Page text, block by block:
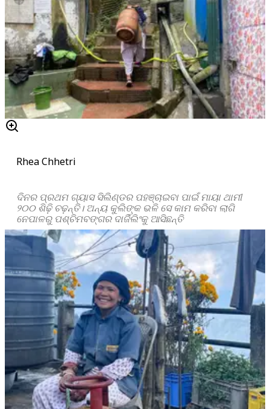
Rhea Chhetri
ଦିନର ପ୍ରଥମ ଗ୍ୟାସ ସିଲିଣ୍ଡର ପହଞ୍ଚାଇବା ପାଇଁ ମାୟା ଥାମୀ
୨୦୦ ଶିଢ଼ି ଚଢ଼ନ୍ତି। ଅନ୍ୟ କୁଲିଙ୍କ ଭଳି ସେ କାମ କରିବା ଲାଗି
ନେପାଳରୁ ପଶ୍ଚିମବଙ୍ଗର ଦାର୍ଜିଲିଂକୁ ଆସିଛନ୍ତି